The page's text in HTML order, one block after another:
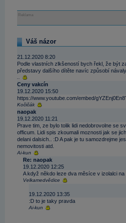
Reklama
Váš názor
21.12.2020 8:20
Podle vlastních zlkšeností bych řekl, že být
představy dalšího dítěte navíc způsobí
Ceny vakcín
19.12.2020 15:50
https://www.youtube.com/embed/
Kočičák
naopak
19.12.2020 11:21
Prave tim, ze bylo tolik lidi nedobrovolne se
officum. Lidi spis zkoumali moznosti jak se
delani dalsich.. :D A pak je tu samozdrejme
nemovitosti atd.
Ai-kun
Re: naopak
19.12.2020 12:25
A když někdo leze dva měsíce v izolalci
Velkamedvědice
19.12.2020 13:35
:D to je taky pravda
Ai-kun